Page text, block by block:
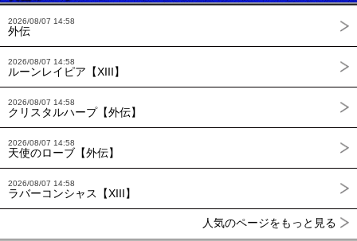
2026/08/07 14:58
外伝
2026/08/07 14:58
ルーンレイピア【XIII】
2026/08/07 14:58
クリスタルハープ【外伝】
2026/08/07 14:58
天使のローブ【外伝】
2026/08/07 14:58
ラバーコンシャス【XIII】
人気のページをもっと見る